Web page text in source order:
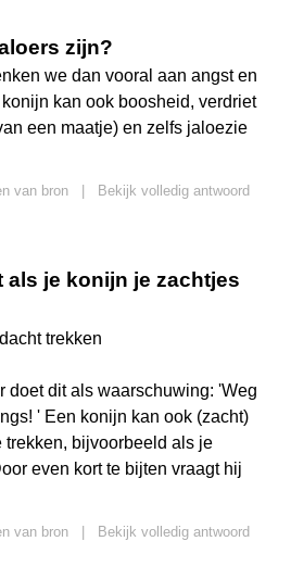
zijn?
we dan vooral aan angst en
kan ook boosheid, verdriet
een maatje) en zelfs jaloezie
van bron
Bekijk volledig antwoord
als je konijn je zachtjes
trekken
doet dit als waarschuwing: 'Weg
' Een konijn kan ook (zacht)
trekken, bijvoorbeeld als je
even kort te bijten vraagt hij
van bron
Bekijk volledig antwoord